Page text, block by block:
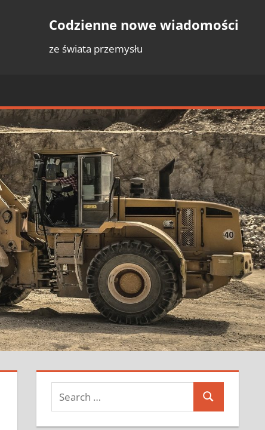
Codzienne nowe wiadomości
ze świata przemysłu
Search
for:
Search